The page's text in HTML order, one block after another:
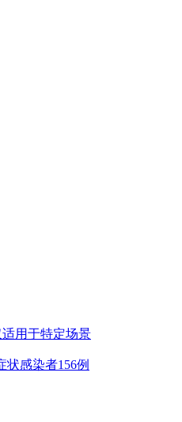
用于特定场景
状感染者156例